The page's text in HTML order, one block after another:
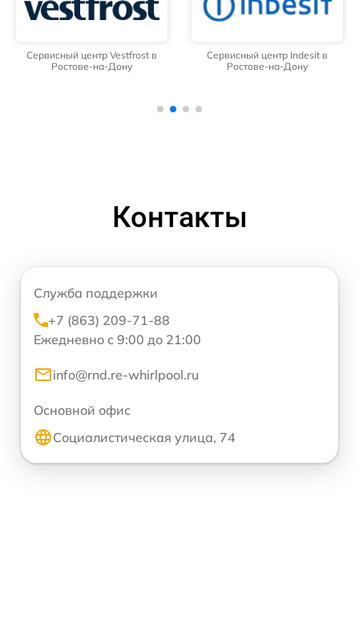
Сервисный центр Vestfrost в
Ростове-на-Дону
Сервисный центр Indesit в
Ростове-на-Дону
Контакты
Служба поддержки
+7 (863) 209-71-88
Ежедневно с 9:00 до 21:00
info@rnd.re-whirlpool.ru
Основной офис
Социалистическая улица, 74